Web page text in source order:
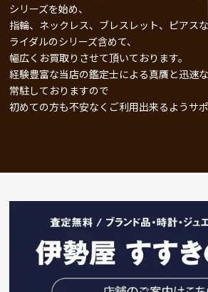
シリーズを始め、
指輪、ネックレス、ブレスレット、ピアス
ライダルのシリーズ含めて、
幅広くお買取りさせて頂いております。
経験豊富な当店の鑑定士による真贋と迅速
常駐しておりますので
初めての方も不安なくご利用出来るようサポ